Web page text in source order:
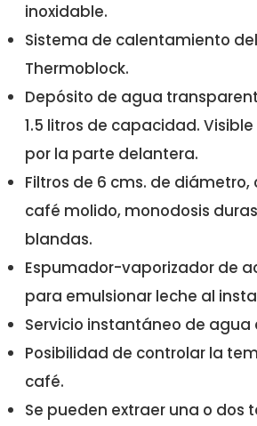
inoxidable.
Sistema de calentamiento
Thermoblock.
Depósito de agua
1.5 litros de capacidad.
por la parte delantera.
Filtros de 6 cms. de
café molido, monodosis
blandas.
Espumador-vaporizador de
para emulsionar leche al
Servicio instantáneo de agua
Posibilidad de controlar la
café.
Se pueden extraer una o dos